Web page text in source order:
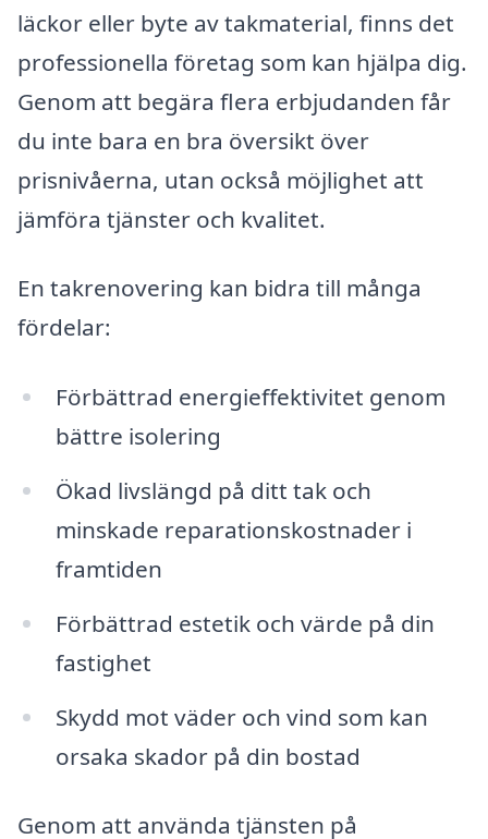
läckor eller byte av takmaterial, finns det
professionella företag som kan hjälpa dig.
Genom att begära flera erbjudanden får
du inte bara en bra översikt över
prisnivåerna, utan också möjlighet att
jämföra tjänster och kvalitet.
En takrenovering kan bidra till många
fördelar:
Förbättrad energieffektivitet genom
bättre isolering
Ökad livslängd på ditt tak och
minskade reparationskostnader i
framtiden
Förbättrad estetik och värde på din
fastighet
Skydd mot väder och vind som kan
orsaka skador på din bostad
Genom att använda tjänsten på